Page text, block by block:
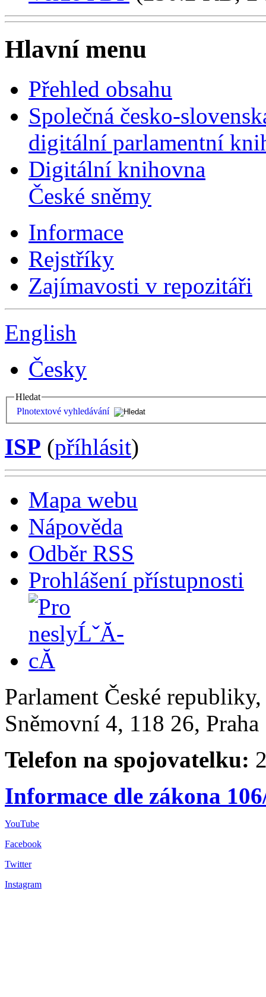
Hlavní menu
Přehled obsahu
Společná česko-
digitální parlamentní
Digitální knihovna
České sněmy
Informace
Rejstříky
Zajímavosti v repozitáři
English
Česky
Hledat
Plnotextové vyhledávání
ISP (příhlásit)
Mapa webu
Nápověda
Odběr RSS
Prohlášení přístupnosti
Parlament České
Sněmovní 4, 118 26,
Telefon na spojovatelku:
Informace dle zákona
YouTube
Facebook
Twitter
Instagram